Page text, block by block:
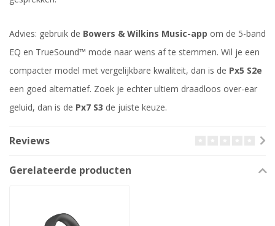
Advies: gebruik de Bowers & Wilkins Music-app om de 5-band
EQ en TrueSound™ mode naar wens af te stemmen. Wil je een
compacter model met vergelijkbare kwaliteit, dan is de Px5 S2e
een goed alternatief. Zoek je echter ultiem draadloos over-ear
geluid, dan is de Px7 S3 de juiste keuze.
Reviews
Gerelateerde producten